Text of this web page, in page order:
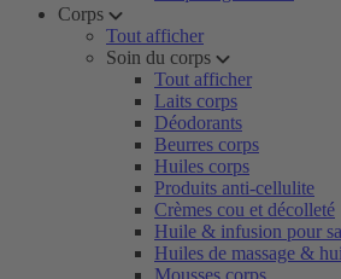
Corps
Tout afficher
Soin du corps
Tout afficher
Laits corps
Déodorants
Beurres corps
Huiles corps
Produits anti-cellulite
Crèmes cou et décolleté
Huile & infusion pour
Huiles de massage &
Mousses corps